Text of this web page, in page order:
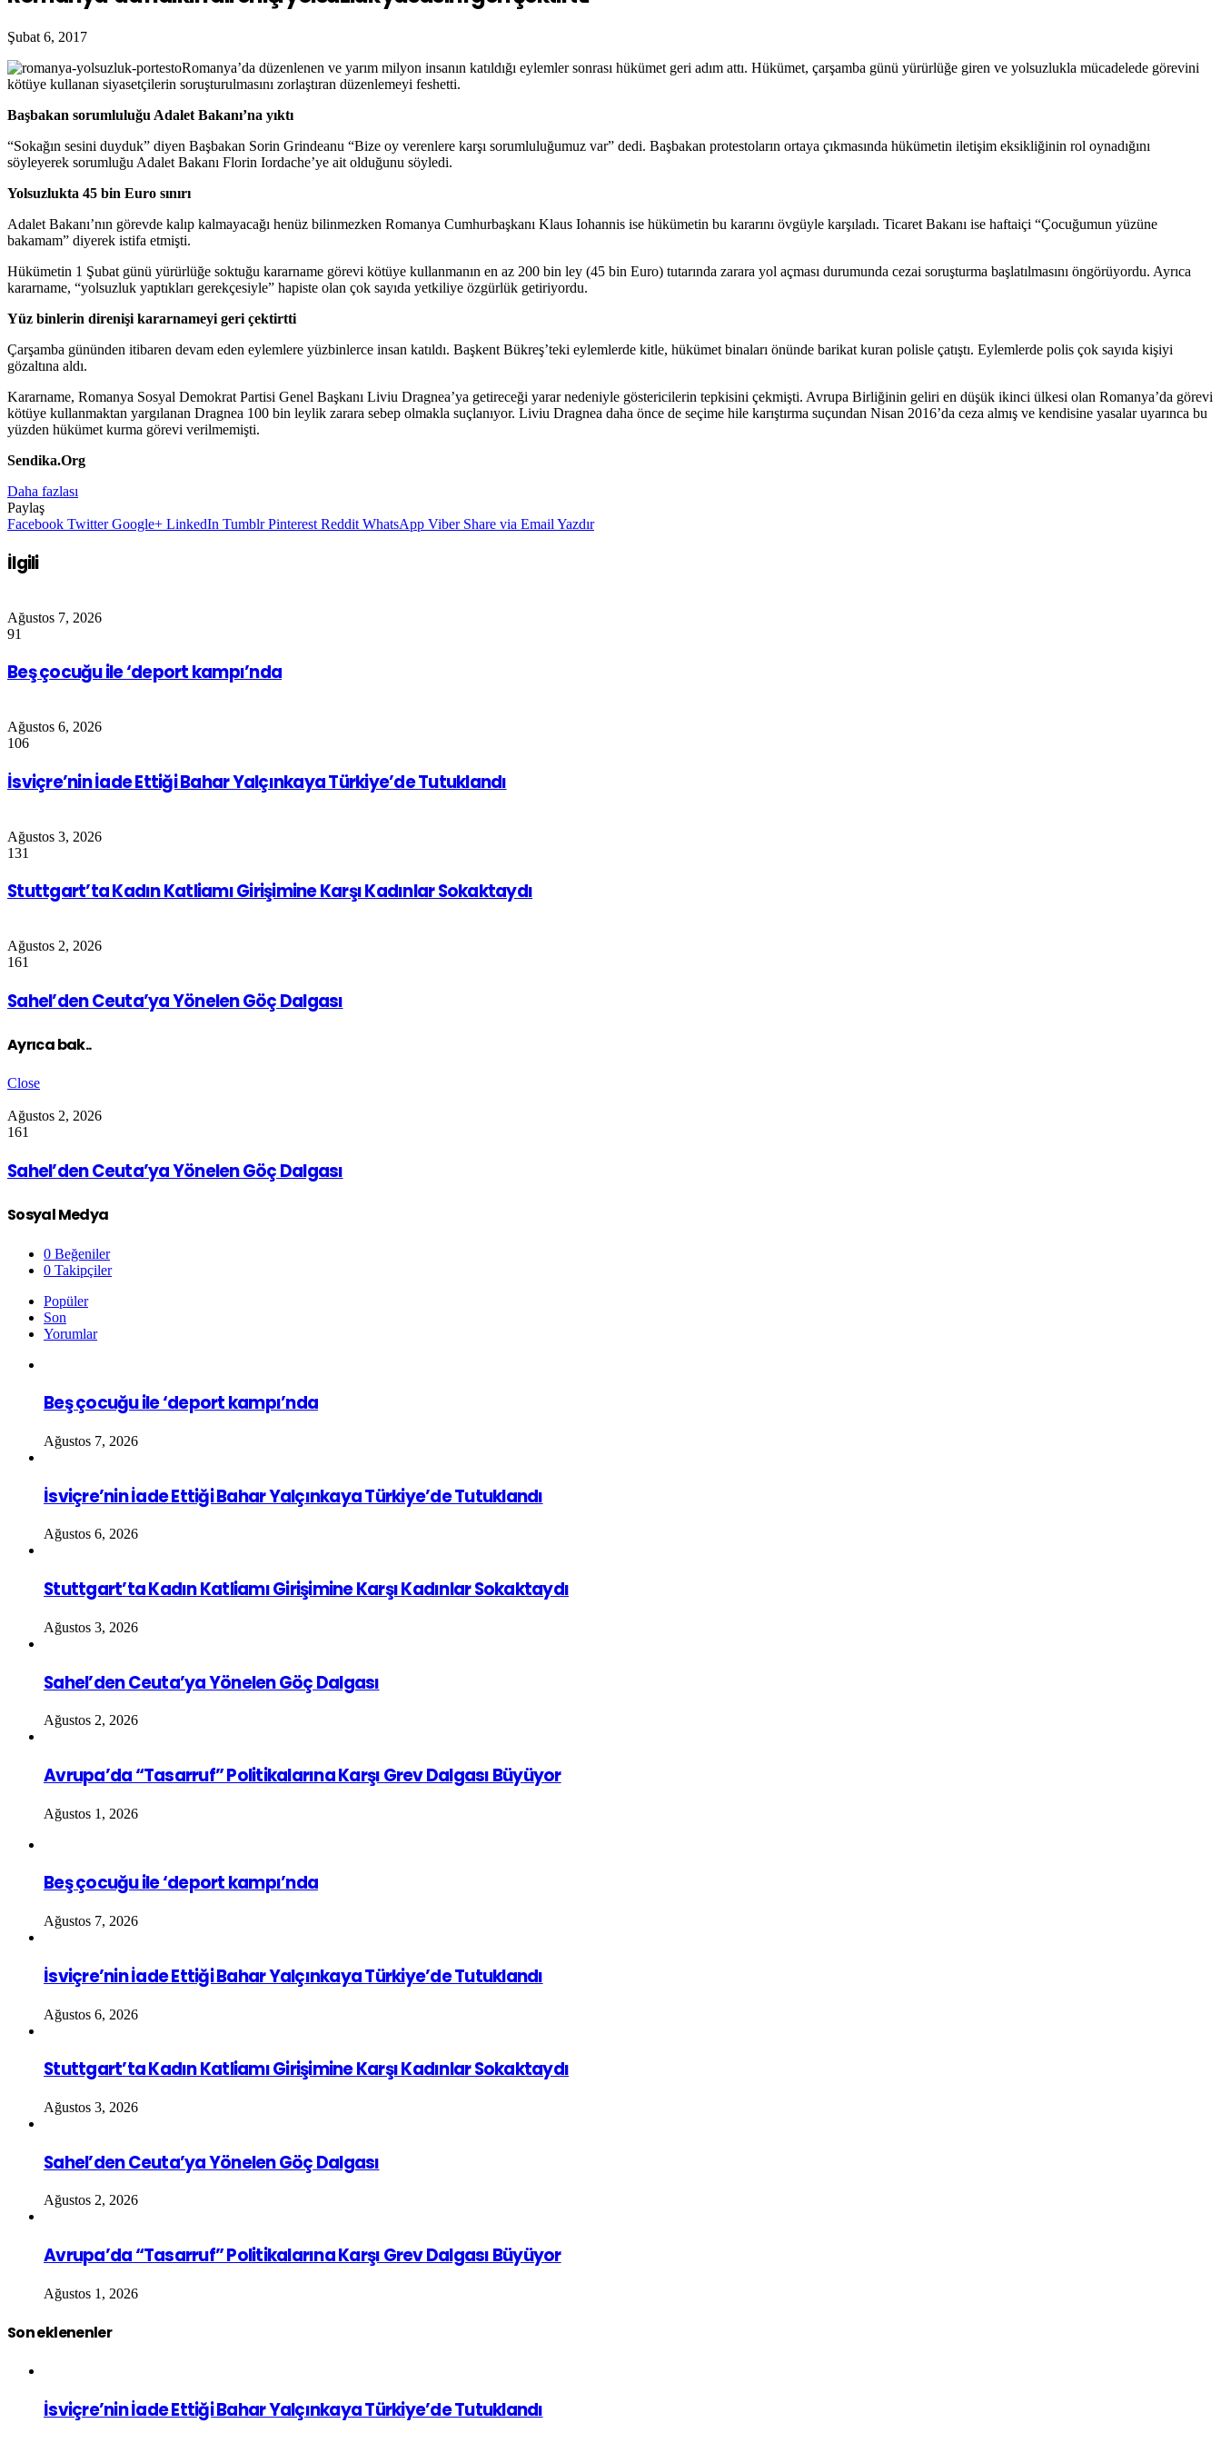
Şubat 6, 2017
Romanya’da düzenlenen ve yarım milyon insanın katıldığı eylemler sonrası hükümet geri adım attı. Hükümet, çarşamba günü yürürlüğe giren ve yolsuzlukla mücadelede görevini
kötüye kullanan siyasetçilerin soruşturulmasını zorlaştıran düzenlemeyi feshetti.
Başbakan sorumluluğu Adalet Bakanı’na yıktı
“Sokağın sesini duyduk” diyen Başbakan Sorin Grindeanu “Bize oy verenlere karşı sorumluluğumuz var” dedi. Başbakan protestoların ortaya çıkmasında hükümetin iletişim eksikliğinin rol oynadığını
söyleyerek sorumluğu Adalet Bakanı Florin Iordache’ye ait olduğunu söyledi.
Yolsuzlukta 45 bin Euro sınırı
Adalet Bakanı’nın görevde kalıp kalmayacağı henüz bilinmezken Romanya Cumhurbaşkanı Klaus Iohannis ise hükümetin bu kararını övgüyle karşıladı. Ticaret Bakanı ise haftaiçi “Çocuğumun yüzüne
bakamam” diyerek istifa etmişti.
Hükümetin 1 Şubat günü yürürlüğe soktuğu kararname görevi kötüye kullanmanın en az 200 bin ley (45 bin Euro) tutarında zarara yol açması durumunda cezai soruşturma başlatılmasını öngörüyordu. Ayrıca
kararname, “yolsuzluk yaptıkları gerekçesiyle” hapiste olan çok sayıda yetkiliye özgürlük getiriyordu.
Yüz binlerin direnişi kararnameyi geri çektirtti
Çarşamba gününden itibaren devam eden eylemlere yüzbinlerce insan katıldı. Başkent Bükreş’teki eylemlerde kitle, hükümet binaları önünde barikat kuran polisle çatıştı. Eylemlerde polis çok sayıda kişiyi
gözaltına aldı.
Kararname, Romanya Sosyal Demokrat Partisi Genel Başkanı Liviu Dragnea’ya getireceği yarar nedeniyle göstericilerin tepkisini çekmişti. Avrupa Birliğinin geliri en düşük ikinci ülkesi olan Romanya’da görevi
kötüye kullanmaktan yargılanan Dragnea 100 bin leylik zarara sebep olmakla suçlanıyor. Liviu Dragnea daha önce de seçime hile karıştırma suçundan Nisan 2016’da ceza almış ve kendisine yasalar uyarınca bu
yüzden hükümet kurma görevi verilmemişti.
Sendika.Org
Daha fazlası
Paylaş
Facebook Twitter Google+ LinkedIn Tumblr Pinterest Reddit WhatsApp Viber Share via Email Yazdır
İlgili
Ağustos 7, 2026
91
Beş çocuğu ile ‘deport kampı’nda
Ağustos 6, 2026
106
İsviçre’nin İade Ettiği Bahar Yalçınkaya Türkiye’de Tutuklandı
Ağustos 3, 2026
131
Stuttgart’ta Kadın Katliamı Girişimine Karşı Kadınlar Sokaktaydı
Ağustos 2, 2026
161
Sahel’den Ceuta’ya Yönelen Göç Dalgası
Ayrıca bak..
Close
Ağustos 2, 2026
161
Sahel’den Ceuta’ya Yönelen Göç Dalgası
Sosyal Medya
0 Beğeniler
0 Takipçiler
Popüler
Son
Yorumlar
Beş çocuğu ile ‘deport kampı’nda
Ağustos 7, 2026
İsviçre’nin İade Ettiği Bahar Yalçınkaya Türkiye’de Tutuklandı
Ağustos 6, 2026
Stuttgart’ta Kadın Katliamı Girişimine Karşı Kadınlar Sokaktaydı
Ağustos 3, 2026
Sahel’den Ceuta’ya Yönelen Göç Dalgası
Ağustos 2, 2026
Avrupa’da “Tasarruf” Politikalarına Karşı Grev Dalgası Büyüyor
Ağustos 1, 2026
Beş çocuğu ile ‘deport kampı’nda
Ağustos 7, 2026
İsviçre’nin İade Ettiği Bahar Yalçınkaya Türkiye’de Tutuklandı
Ağustos 6, 2026
Stuttgart’ta Kadın Katliamı Girişimine Karşı Kadınlar Sokaktaydı
Ağustos 3, 2026
Sahel’den Ceuta’ya Yönelen Göç Dalgası
Ağustos 2, 2026
Avrupa’da “Tasarruf” Politikalarına Karşı Grev Dalgası Büyüyor
Ağustos 1, 2026
Son eklenenler
İsviçre’nin İade Ettiği Bahar Yalçınkaya Türkiye’de Tutuklandı